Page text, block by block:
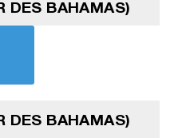
DES BAHAMAS)
DES BAHAMAS)